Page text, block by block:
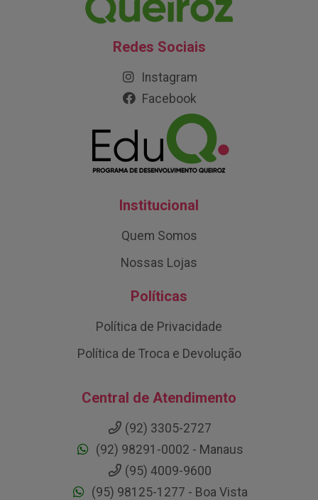
Redes Sociais
Instagram
Facebook
Institucional
Quem Somos
Nossas Lojas
Políticas
Política de Privacidade
Política de Troca e Devolução
Central de Atendimento
(92) 3305-2727
(92) 98291-0002 - Manaus
(95) 4009-9600
(95) 98125-1277 - Boa Vista